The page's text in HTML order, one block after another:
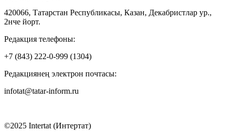
420066, Татарстан Республикасы, Казан, Декабристлар ур.,
2нче йорт.
Редакция телефоны:
+7 (843) 222-0-999 (1304)
Редакциянең электрон почтасы:
infotat@tatar-inform.ru
©2025 Intertat (Интертат)